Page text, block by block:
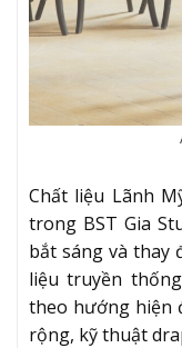
Chất liệu Lãnh
trong BST Gia
bắt sáng và thay
liệu truyền
theo hướng hiện
rộng, kỹ thuật